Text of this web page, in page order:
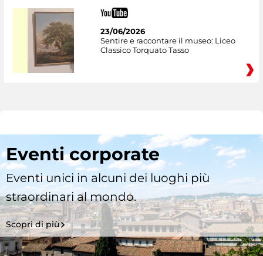
23/06/2026
Sentire e raccontare il museo: Liceo
Classico Torquato Tasso
Eventi corporate
Eventi unici in alcuni dei luoghi più
straordinari al mondo.
Scopri di più